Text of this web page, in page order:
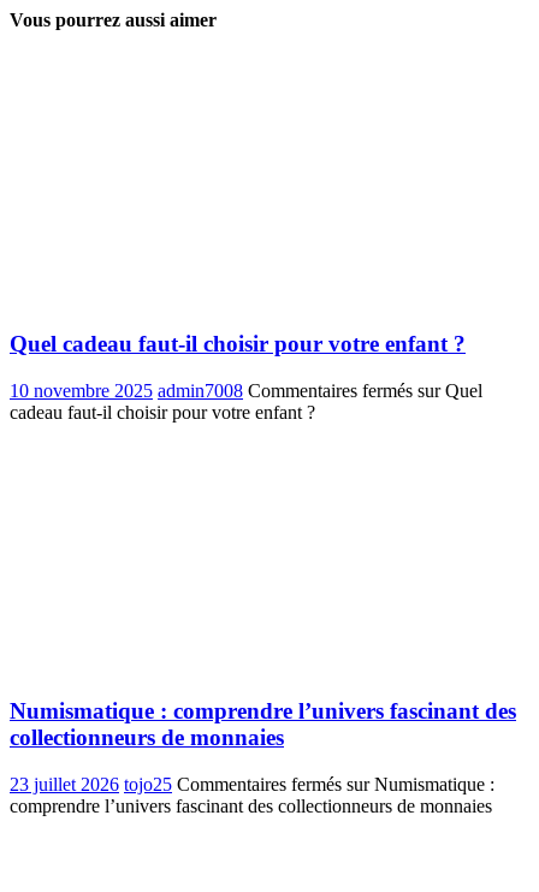
Vous pourrez aussi aimer
Quel cadeau faut-il choisir pour votre enfant ?
10 novembre 2025 admin7008 Commentaires fermés sur Quel
cadeau faut-il choisir pour votre enfant ?
Numismatique : comprendre l’univers fascinant des
collectionneurs de monnaies
23 juillet 2026 tojo25 Commentaires fermés sur Numismatique :
comprendre l’univers fascinant des collectionneurs de monnaies